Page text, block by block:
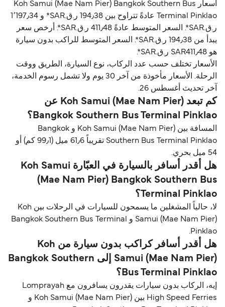
أسعار Koh Samui (Mae Nam Pier) Bangkok Southern Bus
Terminal Pinklao عادةً تتراوح بين 194٫38 ر.ق.‏SAR* و 1٬197٫34
ر.ق.‏SAR*. السعر المتوسط عادةً 411٫48 ر.ق.‏SAR*. أرخص سعر
يبدأ من 194٫38 ر.ق.‏SAR*. السعر المتوسط للراكب بدون سيارة
هو SAR411٫48 ر.ق.‏SAR*.
الأسعار تختلف حسب عدد الركاب، نوع السيارة، الطريق ووقت
الرحلة. الأسعار مأخوذة من آخر 30 يوم ولا تشمل رسوم الخدمة،
آخر تحديث أغسطس 26.
كم تبعد Koh Samui (Mae Nam Pier) عن
Bangkok Southern Bus Terminal Pinklao؟
المسافة بين Koh Samui (Mae Nam Pier) و Bangkok
Southern Bus Terminal Pinklao تقريباً 61٫6 ميل (99٫1 كم) أو
54 ميل بحري.
هل أقدر أسافر بالسيارة في العبّارة Koh Samui
(Mae Nam Pier) Bangkok Southern Bus
Terminal Pinklao؟
لا، حالياً المشغلين ما يسمحون للسيارات في الرحلات بين Koh
Samui (Mae Nam Pier) و Bangkok Southern Bus Terminal
Pinklao.
هل أقدر أسافر كراكب بدون سيارة من Koh
Samui (Mae Nam Pier) إلى Bangkok Southern
Bus Terminal Pinklao؟
إيه، الركاب بدون سيارات يقدرون يسافرون مع Lomprayah
High Speed Ferries بين Koh Samui (Mae Nam Pier) و